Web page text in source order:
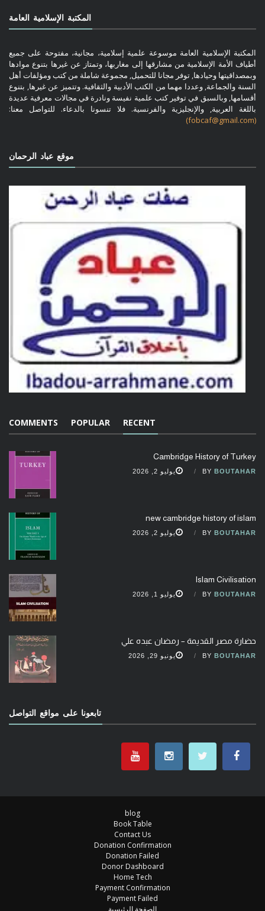
المكتبة الإسلامية العامة
المكتبة الإسلامية العامة موسوعة علمية إسلامية، مجانية، مفتوحة على جميع
أطياف الأمة الإسلامية من مشارقها إلى مغاربها، وتمتاز عن غيرها بتنوع موادها
وبمصداقيتها وحيادها, توفر مجانا للتحميل, مجموعة شاملة من كتب ومؤلفات أهل
السنة والجماعة, وعددا مهما من الكتب الأدبية والثقافية. وتتميز عن غيرها, بتنوع
أقسامها, وبالسبق في توفير كتب علمية نفيسة ونادرة في مجالات معرفية عديدة
باللغة العربية, والإنجليزية والفرنسية. فلا تنسونا بالدعاء. للتواصل معنا:
(fobcaf@gmail.com)
موقع عباد الرحمان
RECENT
POPULAR
COMMENTS
Cambridge History of Turkey
BY BOUTAHAR يوليو 2, 2026
new cambridge history of islam
BY BOUTAHAR يوليو 2, 2026
Islam Civilisation
BY BOUTAHAR يوليو 1, 2026
حضارة مصر القديمة – رمضان عبده علي
BY BOUTAHAR يونيو 29, 2026
تابعونا على مواقع التواصل
blog
Book Table
Contact Us
Donation Confirmation
Donation Failed
Donor Dashboard
Home Tech
Payment Confirmation
Payment Failed